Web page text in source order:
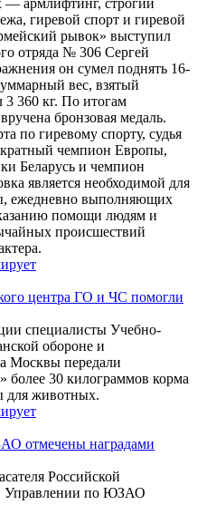
— армлифтинг, строгий
гиревой спорт и гиревой
рывок» выступил
отряда № 306 Сергей
он сумел поднять 16-
вес, взятый
3 360 кг. По итогам
бронзовая медаль.
по гиревому спорту, судья
чемпион Европы,
Беларусь и чемпион
является необходимой для
ежедневно выполняющих
помощи людям и
происшествий
центра ГО и ЧС помогли
специалисты Учебно-
обороне и
Москвы передали
более 30 килограммов корма
для животных.
отмечены наградами
Российской
Управлении по ЮЗАО